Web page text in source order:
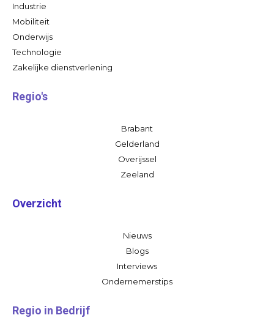
Industrie
Mobiliteit
Onderwijs
Technologie
Zakelijke dienstverlening
Regio's
Brabant
Gelderland
Overijssel
Zeeland
Overzicht
Nieuws
Blogs
Interviews
Ondernemerstips
Regio in Bedrijf